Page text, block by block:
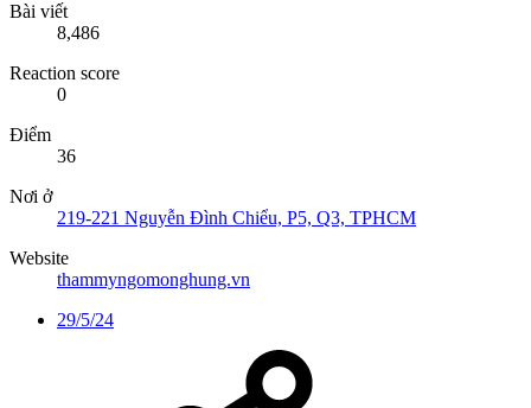
Bài viết
8,486
Reaction score
0
Điểm
36
Nơi ở
219-221 Nguyễn Đình Chiểu, P5, Q3, TPHCM
Website
thammyngomonghung.vn
29/5/24